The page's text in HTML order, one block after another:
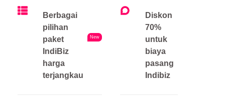
Berbagai
pilihan
paket
IndiBiz
harga
terjangkau
New
Diskon
70%
untuk
biaya
pasang
Indibiz